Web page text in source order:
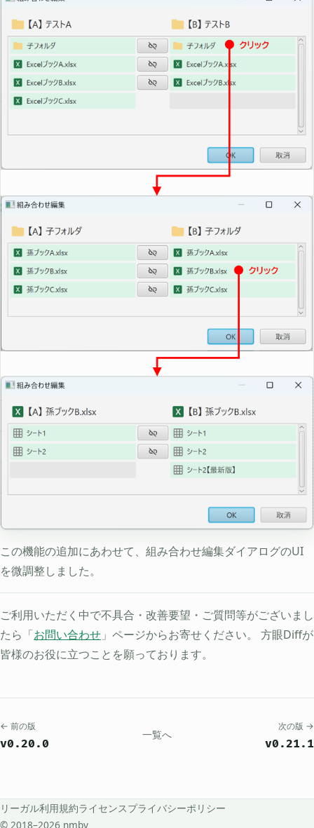
この機能の追加にあわせて、組み合わせ編集ダイアログのUI
を微調整しました。
ご利用いただく中で不具合・改善要望・ご質問等がございまし
たら「お問い合わせ 」ページからお寄せください。 方眼Diffが
皆様のお役に立つことを願っております。
← 前の版
v0.20.0
一覧へ
次の版 →
v0.21.1
リーガル利用規約ライセンスプライバシーポリシー
© 2018–2026 nmby